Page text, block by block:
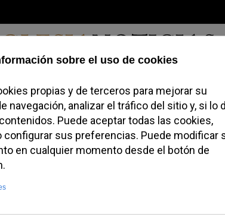
Viernes, 07 de agosto de 2026
Blogs Temas Buscar #JovenesConFe Podcast
López será
Legionarios de